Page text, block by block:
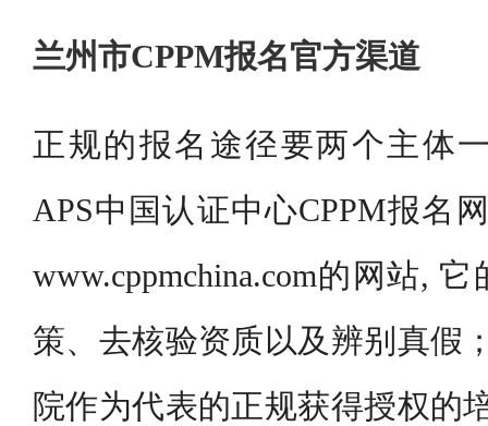
兰州市CPPM报名官方渠道
正规的报名途径要两个主体
APS中国认证中心CPPM报名
www.cppmchina.com的网站,
策、去核验资质以及辨别真假
院作为代表的正规获得授权的